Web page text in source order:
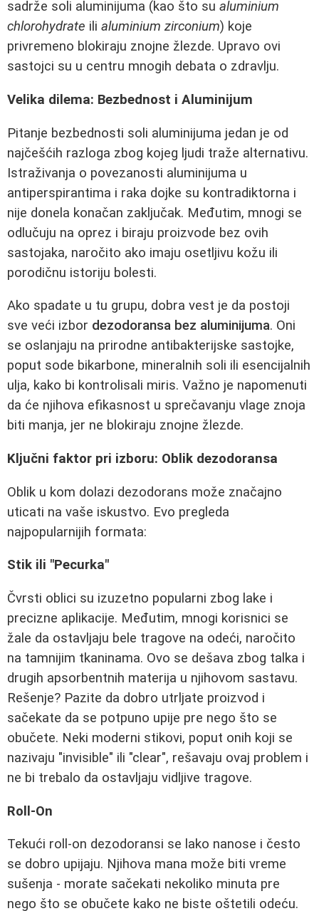
sadrže soli aluminijuma (kao što su aluminium
chlorohydrate ili aluminium zirconium) koje
privremeno blokiraju znojne žlezde. Upravo ovi
sastojci su u centru mnogih debata o zdravlju.
Velika dilema: Bezbednost i Aluminijum
Pitanje bezbednosti soli aluminijuma jedan je od
najčešćih razloga zbog kojeg ljudi traže alternativu.
Istraživanja o povezanosti aluminijuma u
antiperspirantima i raka dojke su kontradiktorna i
nije donela konačan zaključak. Međutim, mnogi se
odlučuju na oprez i biraju proizvode bez ovih
sastojaka, naročito ako imaju osetljivu kožu ili
porodičnu istoriju bolesti.
Ako spadate u tu grupu, dobra vest je da postoji
sve veći izbor dezodoransa bez aluminijuma. Oni
se oslanjaju na prirodne antibakterijske sastojke,
poput sode bikarbone, mineralnih soli ili esencijalnih
ulja, kako bi kontrolisali miris. Važno je napomenuti
da će njihova efikasnost u sprečavanju vlage znoja
biti manja, jer ne blokiraju znojne žlezde.
Ključni faktor pri izboru: Oblik dezodoransa
Oblik u kom dolazi dezodorans može značajno
uticati na vaše iskustvo. Evo pregleda
najpopularnijih formata:
Stik ili "Pecurka"
Čvrsti oblici su izuzetno popularni zbog lake i
precizne aplikacije. Međutim, mnogi korisnici se
žale da ostavljaju bele tragove na odeći, naročito
na tamnijim tkaninama. Ovo se dešava zbog talka i
drugih apsorbentnih materija u njihovom sastavu.
Rešenje? Pazite da dobro utrljate proizvod i
sačekate da se potpuno upije pre nego što se
obučete. Neki moderni stikovi, poput onih koji se
nazivaju "invisible" ili "clear", rešavaju ovaj problem i
ne bi trebalo da ostavljaju vidljive tragove.
Roll-On
Tekući roll-on dezodoransi se lako nanose i često
se dobro upijaju. Njihova mana može biti vreme
sušenja - morate sačekati nekoliko minuta pre
nego što se obučete kako ne biste oštetili odeću.